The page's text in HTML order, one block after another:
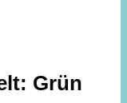
Grün